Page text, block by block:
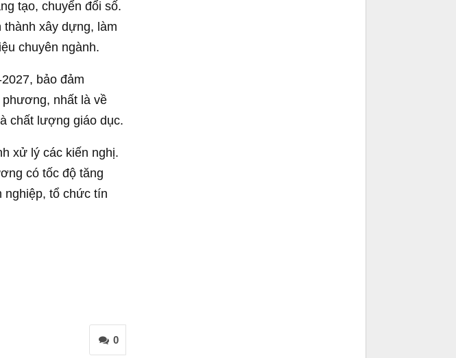
đồng chí Tổng Bí thư, Chủ tịch
cán bộ
đánh giá, sắp xếp,
tiêu kinh tế – xã
động lực tăng
các dự án, vụ việc
đưa các dự án đó
ăn việc làm, tháo
mẽ hơn nữa
xây dựng, làm
chuyên ngành.